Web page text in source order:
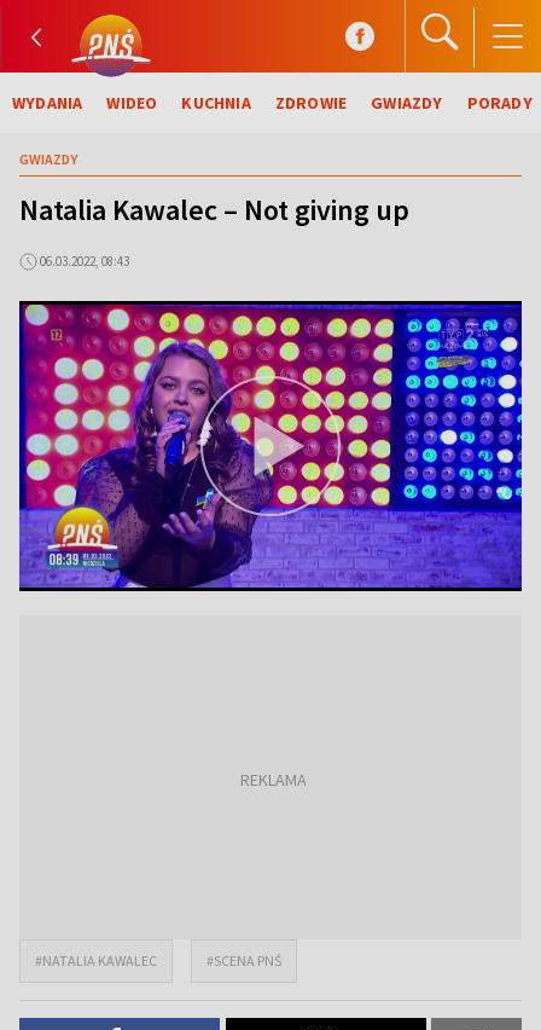
WYDANIA WIDEO KUCHNIA ZDROWIE GWIAZDY PORADY
GWIAZDY
Natalia Kawalec – Not giving up
06.03.2022, 08:43
#NATALIA KAWALEC #SCENA PNŚ